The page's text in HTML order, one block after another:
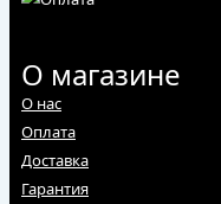
О магазине
О нас
Оплата
Доставка
Гарантия